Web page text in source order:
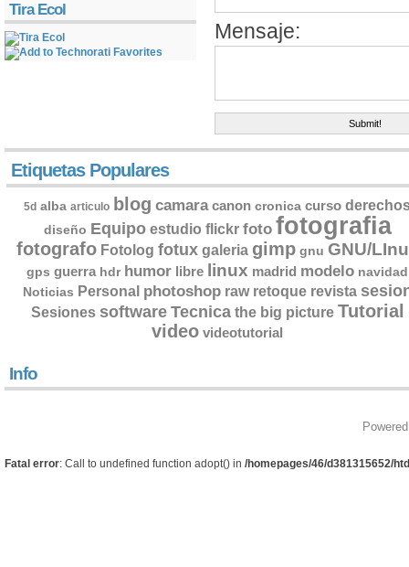
Mensaje:
Tira Ecol
Etiquetas Populares
5d alba articulo blog camara canon cronica curso
diseño Equipo estudio flickr foto fotografia
fotografo Fotolog fotux galeria gimp gnu GNU/
gps guerra hdr humor libre linux madrid modelo navidad
Noticias Personal photoshop raw retoque revista
Sesiones software Tecnica the big picture Tutorial
video videotutorial
Info
Fatal error: Call to undefined function adopt() in /homepages/46/d381315652/